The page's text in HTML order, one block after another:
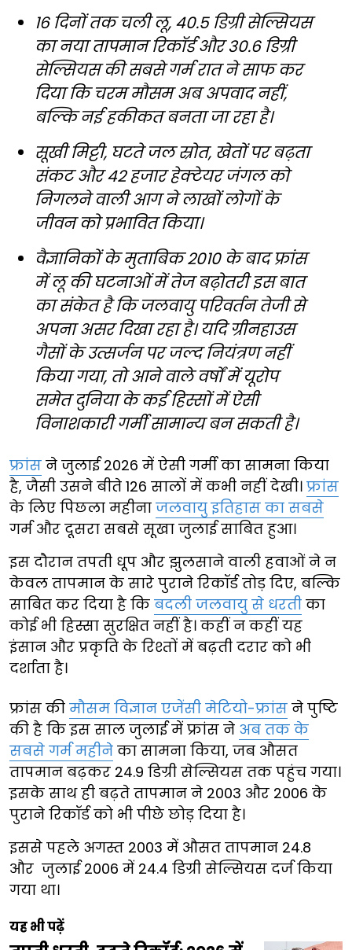
16 दिनों तक चली लू, 40.5 डिग्री सेल्सियस
का नया तापमान रिकॉर्ड और 30.6 डिग्री
सेल्सियस की सबसे गर्म रात ने साफ कर
दिया कि चरम मौसम अब अपवाद नहीं,
बल्कि नई हकीकत बनता जा रहा है।
सूखी मिट्टी, घटते जल स्रोत, खेतों पर बढ़ता
संकट और 42 हजार हेक्टेयर जंगल को
निगलने वाली आग ने लाखों लोगों के
जीवन को प्रभावित किया।
वैज्ञानिकों के मुताबिक 2010 के बाद फ्रांस
में लू की घटनाओं में तेज बढ़ोतरी इस बात
का संकेत है कि जलवायु परिवर्तन तेजी से
अपना असर दिखा रहा है। यदि ग्रीनहाउस
गैसों के उत्सर्जन पर जल्द नियंत्रण नहीं
किया गया, तो आने वाले वर्षों में यूरोप
समेत दुनिया के कई हिस्सों में ऐसी
विनाशकारी गर्मी सामान्य बन सकती है।
फ्रांस ने जुलाई 2026 में ऐसी गर्मी का सामना किया
है, जैसी उसने बीते 126 सालों में कभी नहीं देखी। फ्रांस
के लिए पिछला महीना जलवायु इतिहास का सबसे
गर्म और दूसरा सबसे सूखा जुलाई साबित हुआ।
इस दौरान तपती धूप और झुलसाने वाली हवाओं ने न
केवल तापमान के सारे पुराने रिकॉर्ड तोड़ दिए, बल्कि
साबित कर दिया है कि बदली जलवायु से धरती का
कोई भी हिस्सा सुरक्षित नहीं है। कहीं न कहीं यह
इंसान और प्रकृति के रिश्तों में बढ़ती दरार को भी
दर्शाता है।
फ्रांस की मौसम विज्ञान एजेंसी मेटियो-फ्रांस ने पुष्टि
की है कि इस साल जुलाई में फ्रांस ने अब तक के
सबसे गर्म महीने का सामना किया, जब औसत
तापमान बढ़कर 24.9 डिग्री सेल्सियस तक पहुंच गया।
इसके साथ ही बढ़ते तापमान ने 2003 और 2006 के
पुराने रिकॉर्ड को भी पीछे छोड़ दिया है।
इससे पहले अगस्त 2003 में औसत तापमान 24.8
और जुलाई 2006 में 24.4 डिग्री सेल्सियस दर्ज किया
गया था।
यह भी पढ़ें